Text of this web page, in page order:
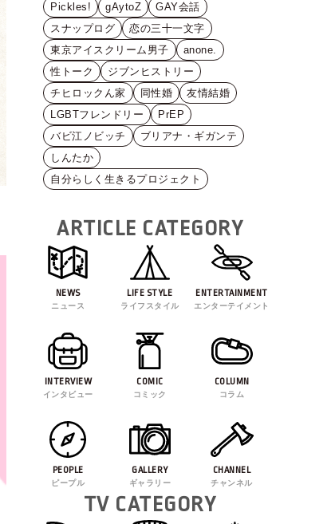
Pickles!
gAytoZ
GAY会話
スナップログ
恋の三十一文字
東京アイスクリーム男子
anone.
性トーク
ジブンヒストリー
チヒロックん家
同性婚
友情結婚
LGBTフレンドリー
PrEP
バビ江ノビッチ
ブリアナ・ギガンテ
しんたか
自分らしく生きるプロジェクト
ARTICLE CATEGORY
NEWS
ニュース
LIFE STYLE
ライフスタイル
ENTERTAINMENT
エンターテイメント
INTERVIEW
インタビュー
COMIC
コミック
COLUMN
コラム
PEOPLE
ピープル
GALLERY
ギャラリー
CHANNEL
チャンネル
TV CATEGORY